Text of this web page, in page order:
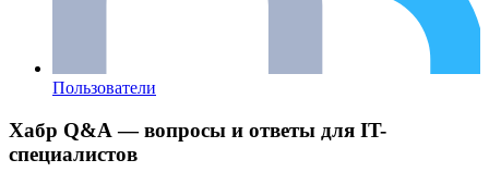
Пользователи
Хабр Q&A — вопросы и ответы для IT-
специалистов